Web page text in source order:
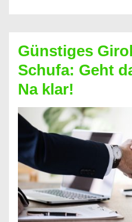
dabei
profitieren
–
So
funktioniert’s
Günstiges
Schufa: Geht
Na klar!